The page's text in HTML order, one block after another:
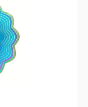
und
Klarlack-
das Wind-
und
den Außen-
auf der
Bäumen, aber
Ihrer